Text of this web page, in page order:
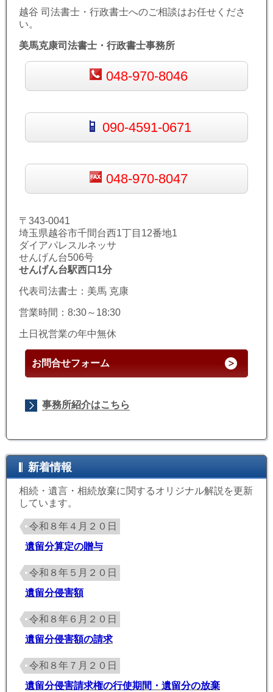
越谷 司法書士・行政書士へのご相談はお任せくださ
い。
美馬克康司法書士・行政書士事務所
048-970-8046
090-4591-0671
048-970-8047
〒343-0041
埼玉県越谷市千間台西1丁目12番地1
ダイアパレスルネッサ
せんげん台506号
せんげん台駅西口1分
代表司法書士：美馬 克康
営業時間：8:30～18:30
土日祝営業の年中無休
お問合せフォーム
事務所紹介はこちら
新着情報
相続・遺言・相続放棄に関するオリジナル解説を更新
しています。
令和８年４月２０日
遺留分算定の贈与
令和８年５月２０日
遺留分侵害額
令和８年６月２０日
遺留分侵害額の請求
令和８年７月２０日
遺留分侵害請求権の行使期間・遺留分の放棄